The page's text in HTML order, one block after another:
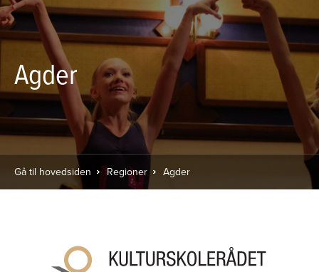
Agder
Gå til hovedsiden Regioner Agder